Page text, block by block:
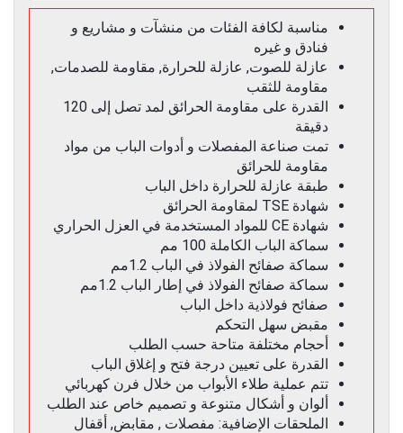
مناسبة لكافة الفئات من منشآت و مشاريع و
فنادق و غيره
عازلة للصوت, عازلة للحرارة, مقاومة للصدمات,
مقاومة للثقب
القدرة على مقاومة الحرائق لمد تصل إلى 120
دقيقة
تمت صناعة المفصلات و أدوات الباب من مواد
مقاومة للحرائق
طبقة عازلة للحرارة داخل الباب
شهادة TSE لمقاومة الحرائق
شهادة CE للمواد المستخدمة في العزل الحراري
سماكة الباب الكاملة 100 مم
سماكة صفائح الفولاذ في الباب 1.2مم
سماكة صفائح الفولاذ في إطار الباب 1.2مم
صفائح فولاذية داخل الباب
مقبض سهل التحكم
أحجام مختلفة متاحة حسب الطلب
القدرة على تعيين درجة فتح و إغلاق الباب
تتم عملية طلاء الأبواب من خلال فرن كهربائي
ألوان و أشكال متنوعة و تصميم خاص عند الطلب
الملحقات الإضافية: مفصلات , مقابض, أقفال